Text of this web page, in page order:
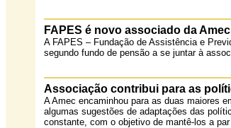
FAPES é novo associado da Amec
A FAPES – Fundação de Assistência e
segundo fundo de pensão a se juntar à
Associação contribui para as
A Amec encaminhou para as duas maiores
algumas sugestões de adaptações das
constante, com o objetivo de mantê-los a